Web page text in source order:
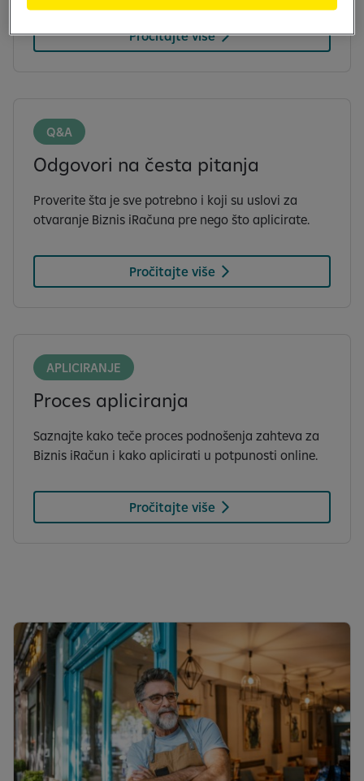
Pročitajte više
Q&A
Odgovori na česta pitanja
Proverite šta je sve potrebno i koji su uslovi za
otvaranje Biznis iRačuna pre nego što aplicirate.
Pročitajte više
APLICIRANJE
Proces apliciranja
Saznajte kako teče proces podnošenja zahteva za
Biznis iRačun i kako aplicirati u potpunosti online.
Pročitajte više